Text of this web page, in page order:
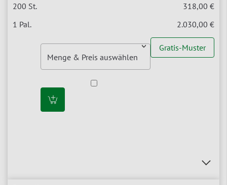
318,00 €
2.030,00 €
Gratis-Muster